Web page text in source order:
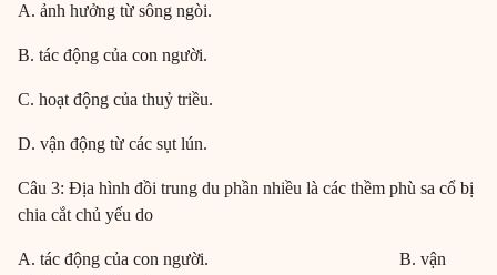
A. ảnh hưởng từ sông ngòi.
B. tác động của con người.
C. hoạt động của thuỷ triều.
D. vận động từ các sụt lún.
Câu 3: Địa hình đồi trung du phần nhiều là các thềm phù sa cổ bị
chia cắt chủ yếu do
A. tác động của con người. B. vận